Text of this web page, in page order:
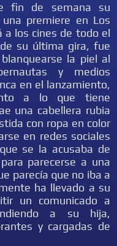
fin de semana su
premiere en Los
a los cines de todo el
su última gira, fue
la piel al
y medios
en el lanzamiento,
a lo que tiene
una cabellera rubia
con ropa en color
en redes sociales
se la acusaba de
parecerse a una
parecía que no iba a
ha llevado a su
un comunicado a
a su hija,
y cargadas de